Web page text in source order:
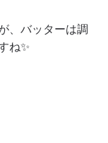
、バッターは調
ね✨